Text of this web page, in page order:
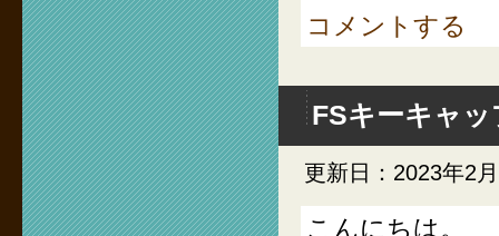
コメントする
FSキーキャッ
更新日：2023年2
こんにちは。